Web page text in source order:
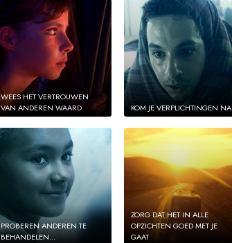
WEES HET VERTROUWEN
VAN ANDEREN WAARD
KOM JE VERPLICHTINGEN NA
PROBEREN ANDEREN TE
BEHANDELEN...
ZORG DAT HET IN ALLE
OPZICHTEN GOED MET JE
GAAT